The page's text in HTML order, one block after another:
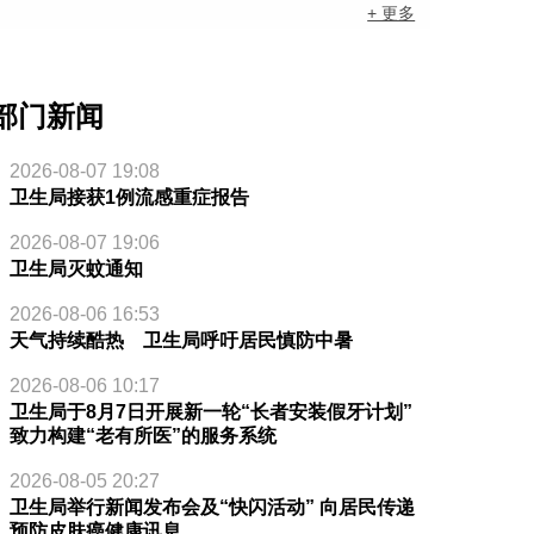
+ 更多
门新闻
2026-08-07 19:08
卫生局接获1例流感重症报告
2026-08-07 19:06
卫生局灭蚊通知
2026-08-06 16:53
天气持续酷热 卫生局呼吁居民慎防中暑
2026-08-06 10:17
卫生局于8月7日开展新一轮“长者安装假牙计划”
致力构建“老有所医”的服务系统
2026-08-05 20:27
卫生局举行新闻发布会及“快闪活动” 向居民传递